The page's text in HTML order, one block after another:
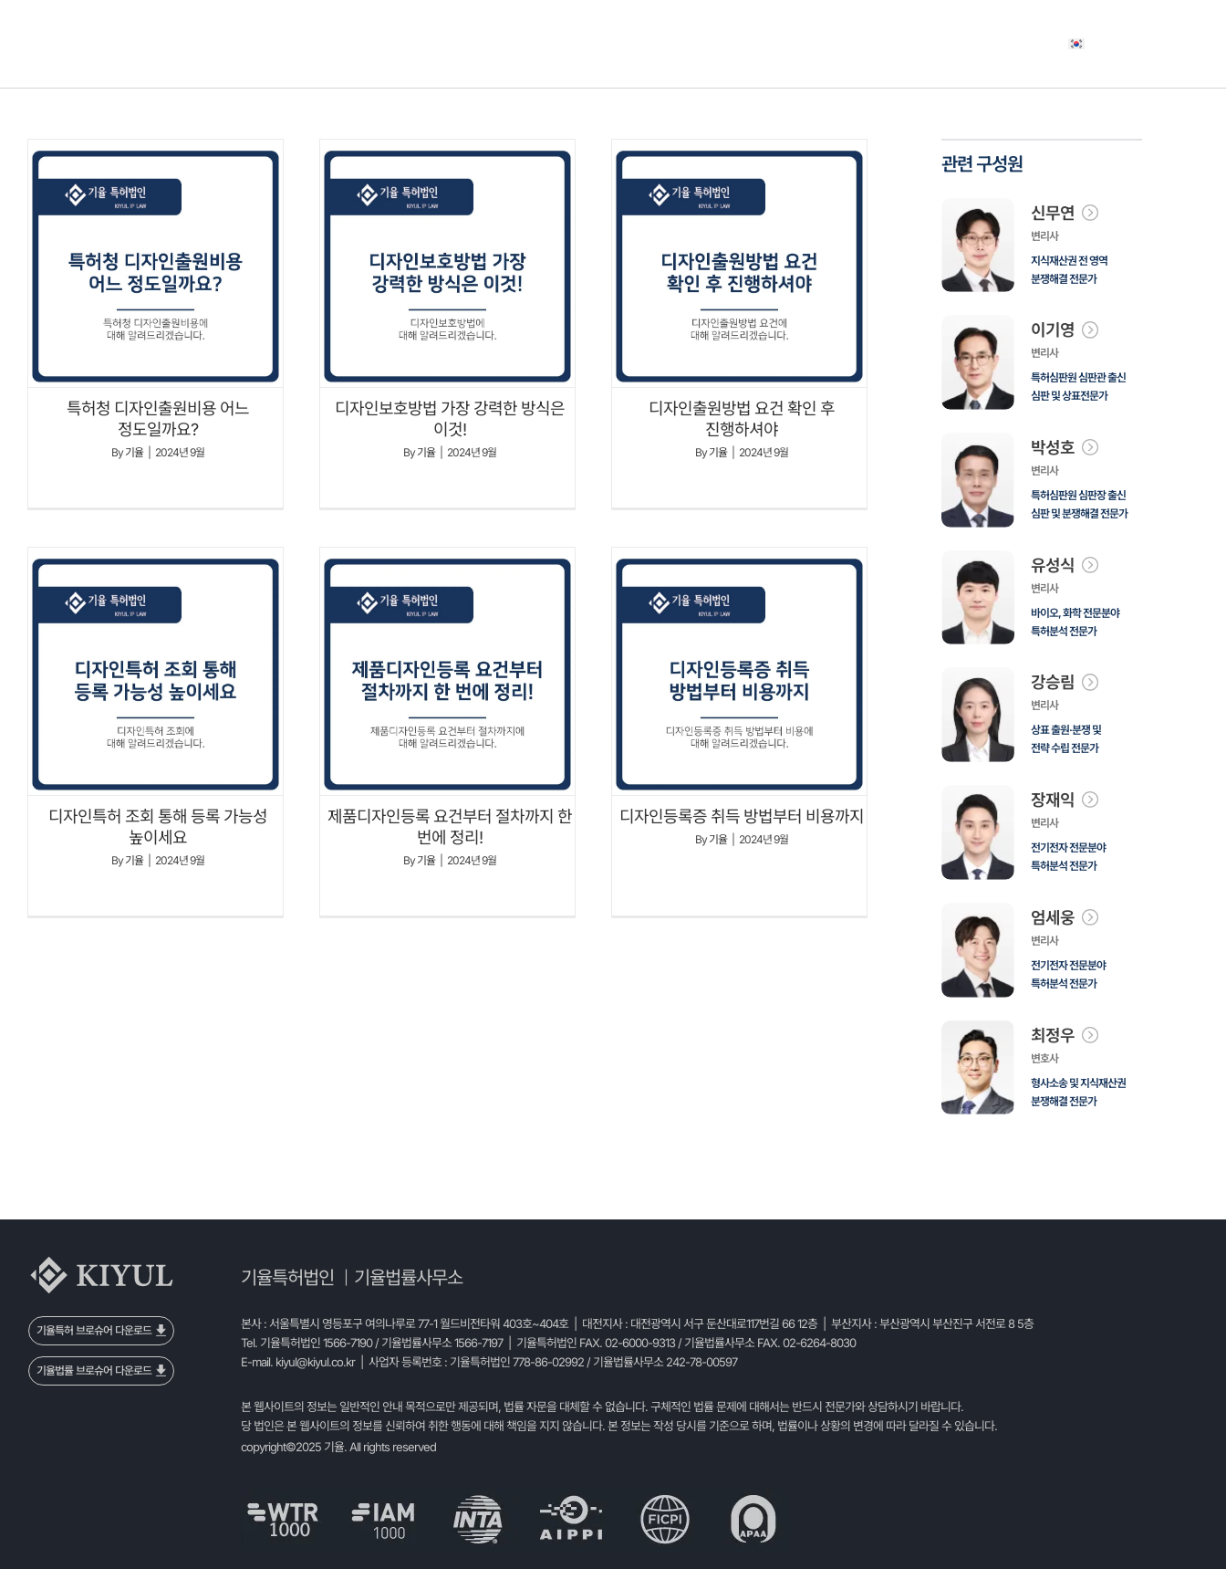
특허청 디자인출원비용 어느
정도일까요?
By기율 2024년 9월
디자인보호방법 가장 강력한 방식은
이것!
By기율 2024년 9월
디자인출원방법 요건 확인 후
진행하셔야
By기율 2024년 9월
디자인특허 조회 통해 등록 가능성
높이세요
By기율 2024년 9월
제품디자인등록 요건부터 절차까지 한
번에 정리!
By기율 2024년 9월
디자인등록증 취득 방법부터 비용까지
By기율 2024년 9월
관련 구성원
신무연
변리사
지식재산권 전 영역
분쟁해결 전문가
이기영
변리사
특허심판원 심판관 출신
심판 및 상표전문가
박성호
변리사
특허심판원 심판장 출신
심판 및 분쟁해결 전문가
유성식
변리사
바이오, 화학 전문분야
특허분석 전문가
강승림
변리사
상표 출원·분쟁 및
전략 수립 전문가
장재익
변리사
전기전자 전문분야
특허분석 전문가
엄세웅
변리사
전기전자 전문분야
특허분석 전문가
최정우
변호사
형사소송 및 지식재산권
분쟁해결 전문가
기율특허 브로슈어 다운로드
기율법률 브로슈어 다운로드
기율특허법인 기율법률사무소
본사 : 서울특별시 영등포구 여의나루로 77-1 월드비전타워 403호~404호 | 대전지사 : 대전광역시 서구 둔산대로117번길 66 12층 | 부산지사 : 부산광역시 부산진구 서전로 8 5층
Tel. 기율특허법인 1566-7190 / 기율법률사무소 1566-7197 | 기율특허법인 FAX. 02-6000-9313 / 기율법률사무소 FAX. 02-6264-8030
E-mail. kiyul@kiyul.co.kr| 사업자 등록번호 : 기율특허법인 778-86-02992 / 기율법률사무소 242-78-00597
본 웹사이트의 정보는 일반적인 안내 목적으로만 제공되며, 법률 자문을 대체할 수 없습니다. 구체적인 법률 문제에 대해서는 반드시 전문가와 상담하시기 바랍니다.
당 법인은 본 웹사이트의 정보를 신뢰하여 취한 행동에 대해 책임을 지지 않습니다. 본 정보는 작성 당시를 기준으로 하며, 법률이나 상황의 변경에 따라 달라질 수 있습니다.
copyright©2025 기율. All rights reserved